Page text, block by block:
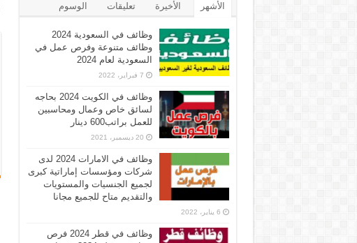
الأشهر الأخيرة تعليقات الوسوم
وظائف في السعودية 2024
وظائف متنوعة وفرص عمل في
السعودية لعام 2024
7 فبراير، 2022
وظائف في الكويت 2024 بحاجه
لسائق خاص وعمال ومحاسبين
للعمل براتب600 دينار
20 ديسمبر، 2021
وظائف في الامارات 2024 لدى
شركات ومؤسسات إماراتية كبرى
لجميع الجنسيات والمستويات
والتقديم متاح للجميع مجانا
6 يناير، 2022
وظائف في قطر 2024 فرص